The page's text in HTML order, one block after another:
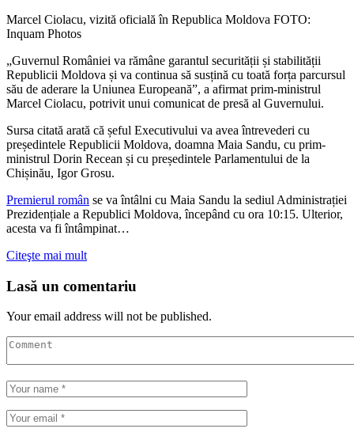
Marcel Ciolacu, vizită oficială în Republica Moldova FOTO:
Inquam Photos
„Guvernul României va rămâne garantul securității și stabilității
Republicii Moldova și va continua să susțină cu toată forța parcursul
său de aderare la Uniunea Europeană”, a afirmat prim-ministrul
Marcel Ciolacu, potrivit unui comunicat de presă al Guvernului.
Sursa citată arată că șeful Executivului va avea întrevederi cu
președintele Republicii Moldova, doamna Maia Sandu, cu prim-
ministrul Dorin Recean și cu președintele Parlamentului de la
Chișinău, Igor Grosu.
Premierul român se va întâlni cu Maia Sandu la sediul Administrației
Prezidențiale a Republici Moldova, începând cu ora 10:15. Ulterior,
acesta va fi întâmpinat…
Citeşte mai mult
Lasă un comentariu
Your email address will not be published.